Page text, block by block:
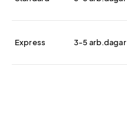
Express 3-5 arb.dagar